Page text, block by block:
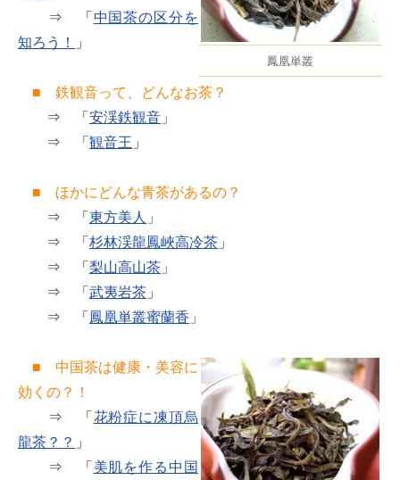
鳳凰単叢
⇒ 「中国茶の区分を
知ろう！
」
■ 鉄観音って、どんなお茶？
⇒ 「安渓鉄観音 」
⇒ 「観音王 」
■ ほかにどんな青茶があるの？
⇒ 「東方美人 」
⇒ 「杉林渓龍鳳峽高冷茶 」
⇒ 「梨山高山茶 」
⇒ 「武夷岩茶 」
⇒ 「鳳凰単叢蜜蘭香 」
■ 中国茶は健康・美容に
効くの？！
⇒ 「花粉症に凍頂烏
龍茶？？ 」
⇒ 「美肌を作る中国